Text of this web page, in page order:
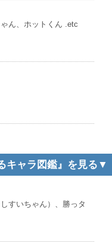
ん、ホットくん .etc
キャラ図鑑』を見る▼
すいちゃん）、勝っタ